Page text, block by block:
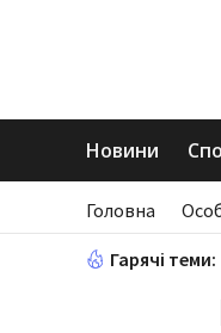
Новини
Головна
Гарячі теми: